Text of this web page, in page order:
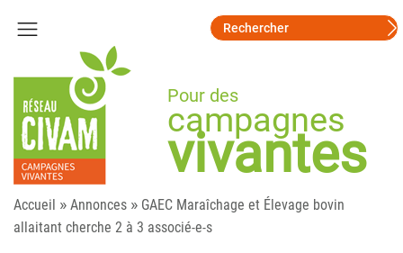
Pour des
campagnes
vivantes
Accueil » Annonces » GAEC Maraîchage et Élevage bovin
allaitant cherche 2 à 3 associé-e-s